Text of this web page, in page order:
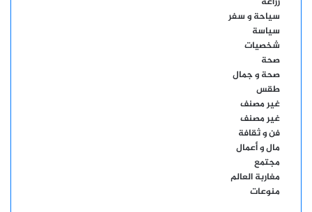
سياحة و سفر
سياسة
شخصيات
صحة
صحة و جمال
طقس
غير مصنف
غير مصنف
فن و ثقافة
مال و أعمال
مجتمع
مغاربة العالم
منوعات